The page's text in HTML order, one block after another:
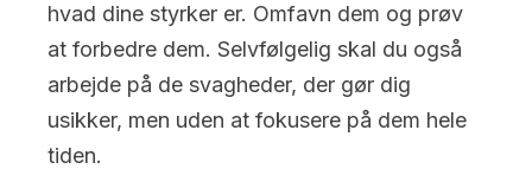
hvad dine styrker er. Omfavn dem og prøv
at forbedre dem. Selvfølgelig skal du også
arbejde på de svagheder, der gør dig
usikker, men uden at fokusere på dem hele
tiden.